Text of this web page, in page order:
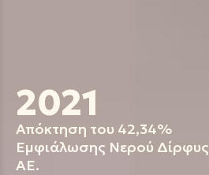
2021
Απόκτηση του 42,34%
Εμφιάλωσης Νερού Δίρφυς
ΑΕ.